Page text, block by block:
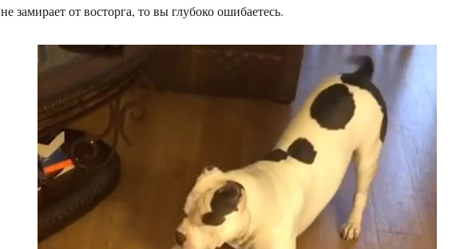
не замирает от восторга, то вы глубоко ошибаетесь.